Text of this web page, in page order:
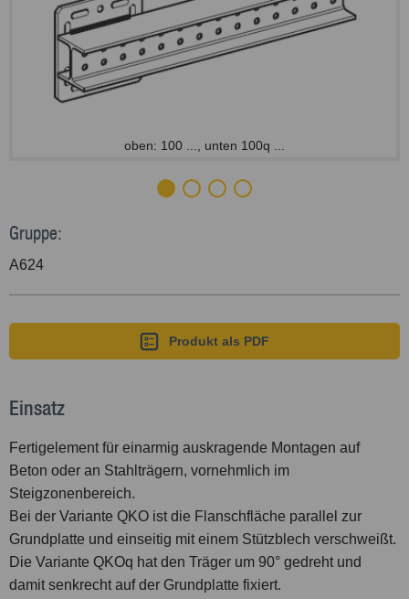
oben: 100 ..., unten 100q ...
Gruppe:
A624
Produkt als PDF
Einsatz
Fertigelement für einarmig auskragende Montagen auf
Beton oder an Stahlträgern, vornehmlich im
Steigzonenbereich.
Bei der Variante QKO ist die Flanschfläche parallel zur
Grundplatte und einseitig mit einem Stützblech verschweißt.
Die Variante QKOq hat den Träger um 90° gedreht und
damit senkrecht auf der Grundplatte fixiert.